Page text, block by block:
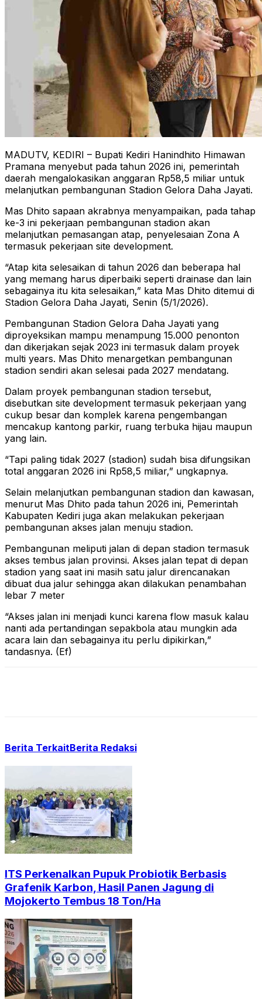
MADUTV, KEDIRI – Bupati Kediri Hanindhito Himawan
Pramana menyebut pada tahun 2026 ini, pemerintah
daerah mengalokasikan anggaran Rp58,5 miliar untuk
melanjutkan pembangunan Stadion Gelora Daha Jayati.
Mas Dhito sapaan akrabnya menyampaikan, pada tahap
ke-3 ini pekerjaan pembangunan stadion akan
melanjutkan pemasangan atap, penyelesaian Zona A
termasuk pekerjaan site development.
“Atap kita selesaikan di tahun 2026 dan beberapa hal
yang memang harus diperbaiki seperti drainase dan lain
sebagainya itu kita selesaikan,” kata Mas Dhito ditemui di
Stadion Gelora Daha Jayati, Senin (5/1/2026).
Pembangunan Stadion Gelora Daha Jayati yang
diproyeksikan mampu menampung 15.000 penonton
dan dikerjakan sejak 2023 ini termasuk dalam proyek
multi years. Mas Dhito menargetkan pembangunan
stadion sendiri akan selesai pada 2027 mendatang.
Dalam proyek pembangunan stadion tersebut,
disebutkan site development termasuk pekerjaan yang
cukup besar dan komplek karena pengembangan
mencakup kantong parkir, ruang terbuka hijau maupun
yang lain.
“Tapi paling tidak 2027 (stadion) sudah bisa difungsikan
total anggaran 2026 ini Rp58,5 miliar,” ungkapnya.
Selain melanjutkan pembangunan stadion dan kawasan,
menurut Mas Dhito pada tahun 2026 ini, Pemerintah
Kabupaten Kediri juga akan melakukan pekerjaan
pembangunan akses jalan menuju stadion.
Pembangunan meliputi jalan di depan stadion termasuk
akses tembus jalan provinsi. Akses jalan tepat di depan
stadion yang saat ini masih satu jalur direncanakan
dibuat dua jalur sehingga akan dilakukan penambahan
lebar 7 meter
“Akses jalan ini menjadi kunci karena flow masuk kalau
nanti ada pertandingan sepakbola atau mungkin ada
acara lain dan sebagainya itu perlu dipikirkan,”
tandasnya. (Ef)
Berita TerkaitBerita Redaksi
ITS Perkenalkan Pupuk Probiotik Berbasis
Grafenik Karbon, Hasil Panen Jagung di
Mojokerto Tembus 18 Ton/Ha